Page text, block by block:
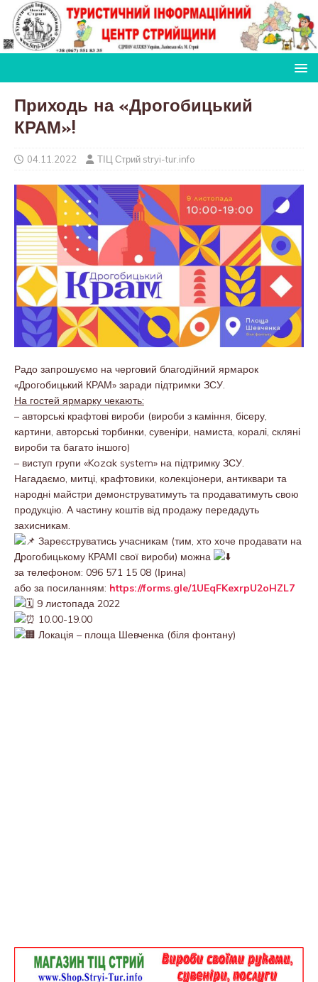
Приходь на «Дрогобицький
КРАМ»!
04.11.2022 ТІЦ Стрий stryi-tur.info
Радо запрошуємо на черговий благодійний ярмарок
«Дрогобицький КРАМ» заради підтримки ЗСУ.
На гостей ярмарку чекають:
– авторські крафтові вироби (вироби з каміння, бісеру,
картини, авторські торбинки, сувеніри, намиста, коралі, скляні
вироби та багато іншого)
– виступ групи «Kozak system» на підтримку ЗСУ.
Нагадаємо, митці, крафтовики, колекціонери, антиквари та
народні майстри демонструватимуть та продаватимуть свою
продукцію. А частину коштів від продажу передадуть
захисникам.
Зареєструватись учасникам (тим, хто хоче продавати на
Дрогобицькому КРАМІ свої вироби) можна
за телефоном: 096 571 15 08 (Ірина)
або за посиланням: https://forms.gle/1UEqFKexrpU2oHZL7
9 листопада 2022
10.00-19.00
Локація – площа Шевченка (біля фонтану)